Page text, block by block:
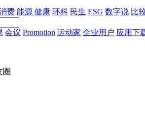
费 能源 健康 环科 民生 ESG 数字说 比
会议 Promotion 运动家 企业用户 应用下
圈